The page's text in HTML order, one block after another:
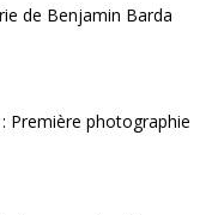
de Benjamin Barda
Première photographie